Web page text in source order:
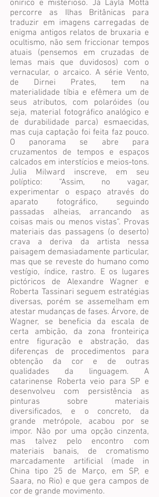
onírico e misterioso. Já Layla Motta
percorre as Ilhas Britânicas para
traduzir em imagens carregadas de
enigma antigos relatos de bruxaria e
ocultismo, não sem friccionar tempos
atuais (pensemos em cruzadas de
lemas mais que duvidosos) com o
vernacular, o arcaico. A série Vento,
de Dirnei Prates, tem na
materialidade tíbia e efêmera um de
seus atributos, com polaróides (ou
seja, material fotográfico analógico e
de durabilidade parca) esmaecidas,
mas cuja captação foi feita faz pouco.
O panorama se abre para
cruzamentos de tempos e espaços
calcados em interstícios e meios-tons.
Julia Milward inscreve, em seu
políptico: “Assim, no vagar,
experimentar o espaço através do
aparato fotográfico, seguindo
passadas alheias, arrancando as
coisas mais ou menos vistas”. Provas
materiais das passagens (o deserto)
crava a deriva da artista nessa
paisagem demasiadamente particular,
mas que se reveste do humano como
vestígio, índice, rastro. E os lugares
pictóricos de Alexandre Wagner e
Roberta Tassinari seguem estratégias
diversas, porém se assemelham em
atestar mudanças de fases. Árvore, de
Wagner, se beneficia da escala de
certa ambição, da zona fronteiriça
entre figuração e abstração, das
diferenças de procedimentos para
obtenção da cor e de outras
qualidades da linguagem. A
catarinense Roberta veio para SP e
desenvolveu com persistência as
pinturas sobre materiais
diversificados, e o concreto, da
grande metrópole, acabou por se
impor. Não por uma opção cinzenta,
mas talvez pelo encontro com
materiais banais, de cromatismo
marcadamente artificial (made in
China tipo 25 de Março, em SP, e
Saara, no Rio) e que gera campos de
cor de grande movimento.